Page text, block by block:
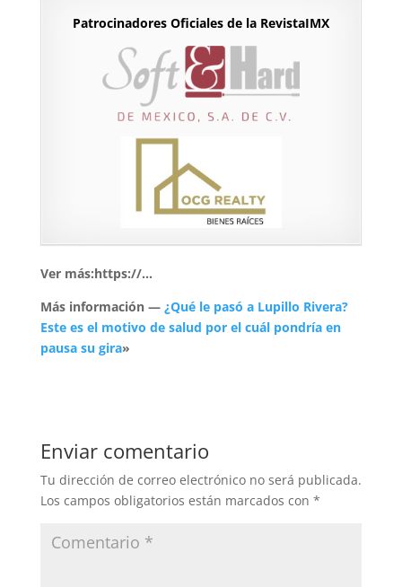
Patrocinadores Oficiales de la RevistaIMX
Ver más:https://…
Más información — ¿Qué le pasó a Lupillo Rivera?
Este es el motivo de salud por el cuál pondría en
pausa su gira»
Enviar comentario
Tu dirección de correo electrónico no será publicada.
Los campos obligatorios están marcados con *